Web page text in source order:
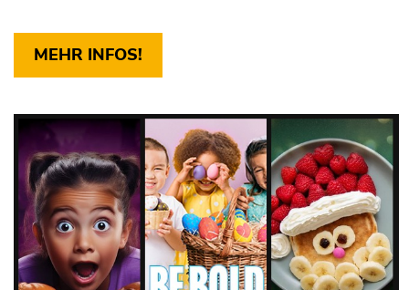
MEHR INFOS!